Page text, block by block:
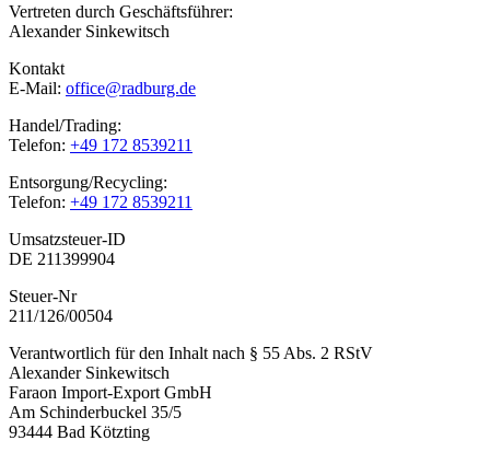
Vertreten durch Geschäftsführer:
Alexander Sinkewitsch
Kontakt
E-Mail: office@radburg.de
Handel/Trading:
Telefon: +49 172 8539211
Entsorgung/Recycling:
Telefon: +49 172 8539211
Umsatzsteuer-ID
DE 211399904
Steuer-Nr
211/126/00504
Verantwortlich für den Inhalt nach § 55 Abs. 2 RStV
Alexander Sinkewitsch
Faraon Import-Export GmbH
Am Schinderbuckel 35/5
93444 Bad Kötzting